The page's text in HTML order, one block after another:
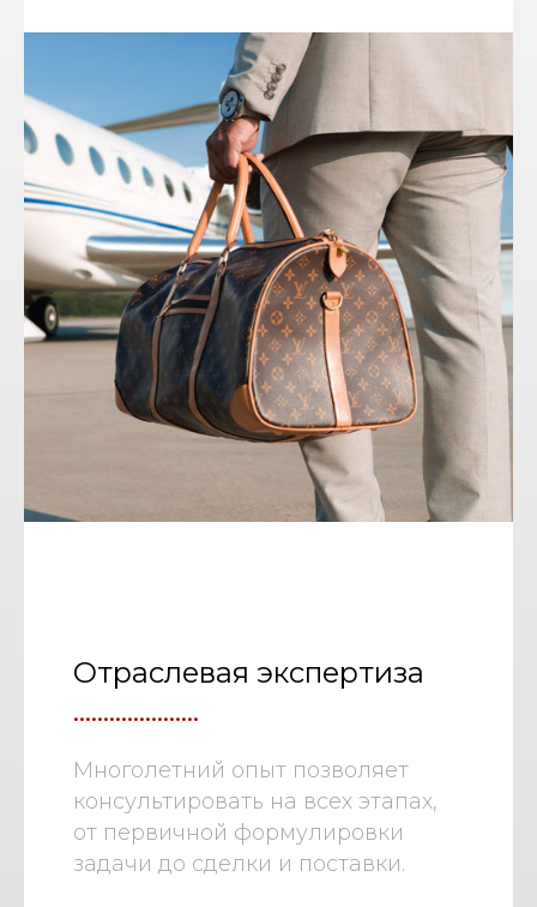
Отраслевая экспертиза
.....................
Многолетний опыт позволяет
консультировать на всех этапах,
от первичной формулировки
задачи до сделки и поставки.